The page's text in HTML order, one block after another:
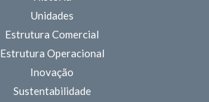
Unidades
Estrutura Comercial
Estrutura Operacional
Inovação
Sustentabilidade